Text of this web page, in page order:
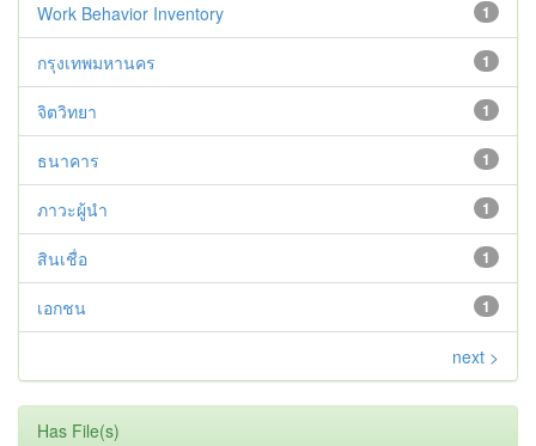
1
Work Behavior Inventory
1
กรุงเทพมหานคร
1
จิตวิทยา
1
ธนาคาร
1
ภาวะผู้นำ
1
สินเชื่อ
1
เอกชน
next >
Has File(s)